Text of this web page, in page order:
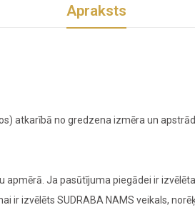
Apraksts
atkarībā no gredzena izmēra un
Ja pasūtījuma piegādei ir
izvēlēts SUDRABA NAMS veikals,